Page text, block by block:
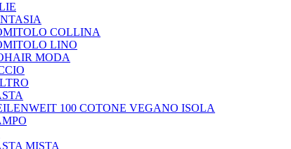
COLLINA
LINO
MODA
100 COTONE VEGANO ISOLA
MISTA